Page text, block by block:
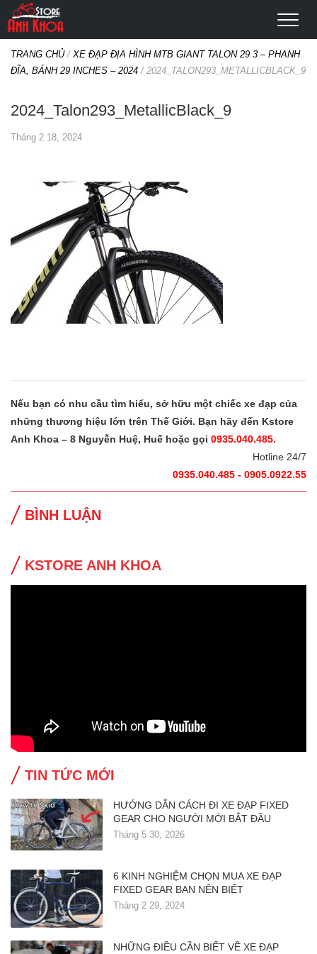
TRANG CHỦ/ XE ĐẠP ĐỊA HÌNH MTB GIANT TALON 29 3 – PHANH
ĐĨA, BÁNH 29 INCHES – 2024 / 2024_TALON293_METALLICBLACK_9
2024_Talon293_MetallicBlack_9
Tháng 2 18, 2024
Nếu bạn có nhu cầu tìm hiểu, sở hữu một chiếc xe đạp của
những thương hiệu lớn trên Thế Giới. Bạn hãy đến Kstore
Anh Khoa – 8 Nguyễn Huệ, Huế hoặc gọi 0935.040.485.
Hotline 24/7
0935.040.485 - 0905.0922.55
BÌNH LUẬN
KSTORE ANH KHOA
TIN TỨC MỚI
HƯỚNG DẪN CÁCH ĐI XE ĐẠP FIXED
GEAR CHO NGƯỜI MỚI BẮT ĐẦU
Tháng 5 30, 2026
6 KINH NGHIỆM CHỌN MUA XE ĐẠP
FIXED GEAR BẠN NÊN BIẾT
Tháng 2 29, 2024
NHỮNG ĐIỀU CẦN BIẾT VỀ XE ĐẠP